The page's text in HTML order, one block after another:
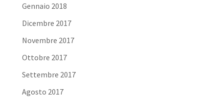
Gennaio 2018
Dicembre 2017
Novembre 2017
Ottobre 2017
Settembre 2017
Agosto 2017